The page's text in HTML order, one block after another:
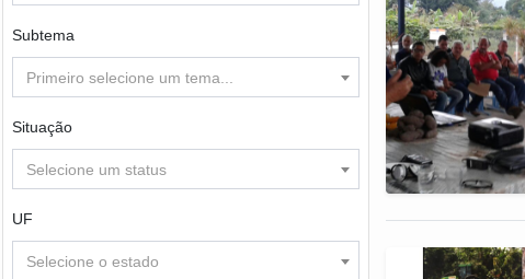
Subtema
Primeiro selecione um tema...
Situação
Selecione um status
UF
Selecione o estado